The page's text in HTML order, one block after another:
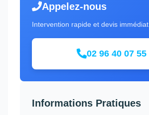
Appelez-nous
Intervention rapide et devis immédiat
02 96 40 07 55
Informations Pratiques